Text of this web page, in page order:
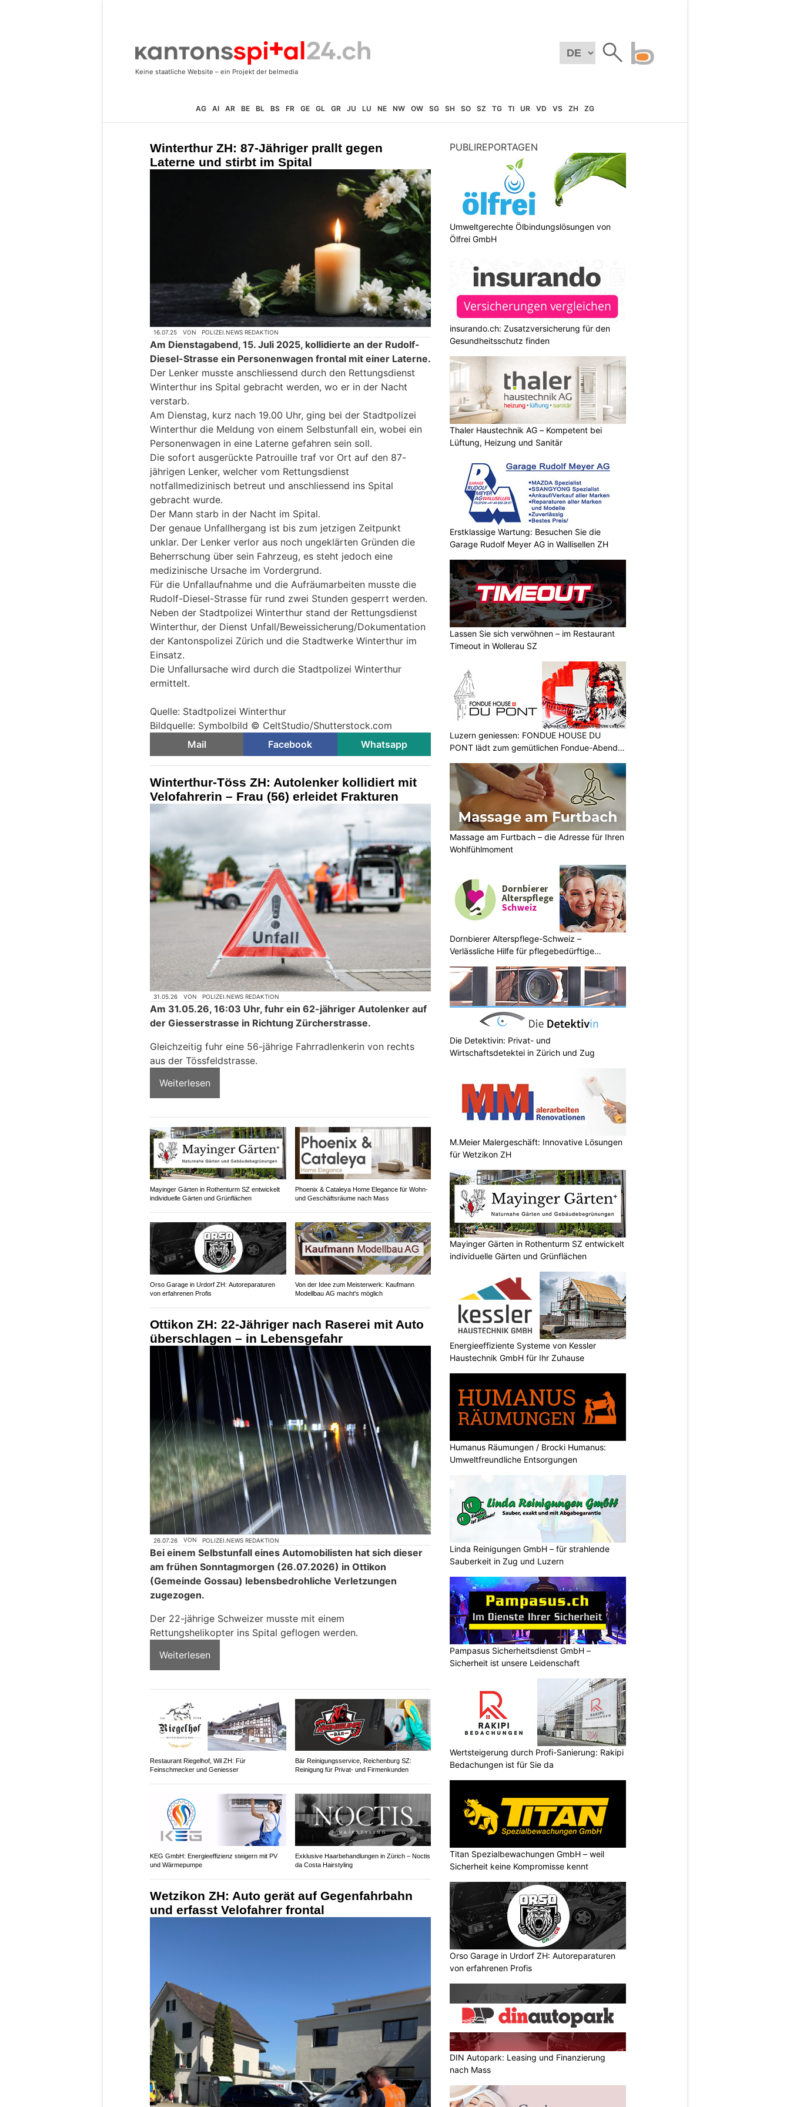
AG AI AR BE BL BS FR GE GL GR JU LU NE NW OW SG SH SO SZ TG TI UR VD VS ZH ZG
Winterthur ZH: 87-Jähriger prallt gegen
Laterne und stirbt im Spital
16.07.25 VON POLIZEI.NEWS REDAKTION
Am Dienstagabend, 15. Juli 2025, kollidierte an der Rudolf-
Diesel-Strasse ein Personenwagen frontal mit einer Laterne.
Der Lenker musste anschliessend durch den Rettungsdienst
Winterthur ins Spital gebracht werden, wo er in der Nacht
verstarb.
Am Dienstag, kurz nach 19.00 Uhr, ging bei der Stadtpolizei
Winterthur die Meldung von einem Selbstunfall ein, wobei ein
Personenwagen in eine Laterne gefahren sein soll.
Die sofort ausgerückte Patrouille traf vor Ort auf den 87-
jährigen Lenker, welcher vom Rettungsdienst
notfallmedizinisch betreut und anschliessend ins Spital
gebracht wurde.
Der Mann starb in der Nacht im Spital.
Der genaue Unfallhergang ist bis zum jetzigen Zeitpunkt
unklar. Der Lenker verlor aus noch ungeklärten Gründen die
Beherrschung über sein Fahrzeug, es steht jedoch eine
medizinische Ursache im Vordergrund.
Für die Unfallaufnahme und die Aufräumarbeiten musste die
Rudolf-Diesel-Strasse für rund zwei Stunden gesperrt werden.
Neben der Stadtpolizei Winterthur stand der Rettungsdienst
Winterthur, der Dienst Unfall/Beweissicherung/Dokumentation
der Kantonspolizei Zürich und die Stadtwerke Winterthur im
Einsatz.
Die Unfallursache wird durch die Stadtpolizei Winterthur
ermittelt.
Quelle: Stadtpolizei Winterthur
Bildquelle: Symbolbild © CeltStudio/Shutterstock.com
Mail
Facebook Whatsapp
Winterthur-Töss ZH: Autolenker kollidiert mit
Velofahrerin – Frau (56) erleidet Frakturen
31.05.26 VON POLIZEI.NEWS REDAKTION
Am 31.05.26, 16:03 Uhr, fuhr ein 62-jähriger Autolenker auf
der Giesserstrasse in Richtung Zürcherstrasse.
Gleichzeitig fuhr eine 56-jährige Fahrradlenkerin von rechts
aus der Tössfeldstrasse.
Weiterlesen
Mayinger Gärten in Rothenturm SZ entwickelt
individuelle Gärten und Grünflächen
Phoenix & Cataleya Home Elegance für Wohn-
und Geschäftsräume nach Mass
Orso Garage in Urdorf ZH: Autoreparaturen
von erfahrenen Profis
Von der Idee zum Meisterwerk: Kaufmann
Modellbau AG macht's möglich
Ottikon ZH: 22-Jähriger nach Raserei mit Auto
überschlagen – in Lebensgefahr
26.07.26 VON POLIZEI.NEWS REDAKTION
Bei einem Selbstunfall eines Automobilisten hat sich dieser
am frühen Sonntagmorgen (26.07.2026) in Ottikon
(Gemeinde Gossau) lebensbedrohliche Verletzungen
zugezogen.
Der 22-jährige Schweizer musste mit einem
Rettungshelikopter ins Spital geflogen werden.
Weiterlesen
Restaurant Riegelhof, Wil ZH: Für
Feinschmecker und Geniesser
Bär Reinigungsservice, Reichenburg SZ:
Reinigung für Privat- und Firmenkunden
KEG GmbH: Energieeffizienz steigern mit PV
und Wärmepumpe
Exklusive Haarbehandlungen in Zürich – Noctis
da Costa Hairstyling
Wetzikon ZH: Auto gerät auf Gegenfahrbahn
und erfasst Velofahrer frontal
PUBLIREPORTAGEN
Umweltgerechte Ölbindungslösungen von
Ölfrei GmbH
insurando.ch: Zusatzversicherung für den
Gesundheitsschutz finden
Thaler Haustechnik AG – Kompetent bei
Lüftung, Heizung und Sanitär
Erstklassige Wartung: Besuchen Sie die
Garage Rudolf Meyer AG in Wallisellen ZH
Lassen Sie sich verwöhnen – im Restaurant
Timeout in Wollerau SZ
Luzern geniessen: FONDUE HOUSE DU
PONT lädt zum gemütlichen Fondue-Abend
Massage am Furtbach – die Adresse für Ihren
Wohlfühlmoment
Dornbierer Alterspflege-Schweiz –
Verlässliche Hilfe für pflegebedürftige
Die Detektivin: Privat- und
Wirtschaftsdetektei in Zürich und Zug
M.Meier Malergeschäft: Innovative Lösungen
für Wetzikon ZH
Mayinger Gärten in Rothenturm SZ entwickelt
individuelle Gärten und Grünflächen
Energieeffiziente Systeme von Kessler
Haustechnik GmbH für Ihr Zuhause
Humanus Räumungen / Brocki Humanus:
Umweltfreundliche Entsorgungen
Linda Reinigungen GmbH – für strahlende
Sauberkeit in Zug und Luzern
Pampasus Sicherheitsdienst GmbH –
Sicherheit ist unsere Leidenschaft
Wertsteigerung durch Profi-Sanierung: Rakipi
Bedachungen ist für Sie da
Titan Spezialbewachungen GmbH – weil
Sicherheit keine Kompromisse kennt
Orso Garage in Urdorf ZH: Autoreparaturen
von erfahrenen Profis
DIN Autopark: Leasing und Finanzierung
nach Mass